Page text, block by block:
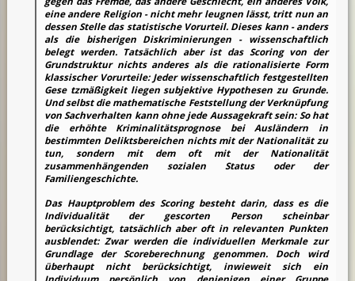
eine andere Religion - nicht mehr leugnen lässt, tritt nun an
dessen Stelle das statistische Vorurteil. Dieses kann - anders
als die bisherigen Diskriminierungen - wissenschaftlich
belegt werden. Tatsächlich aber ist das Scoring von der
Grundstruktur nichts anderes als die rationalisierte Form
klassischer Vorurteile: Jeder wissenschaftlich festgestellten
Gese tzmäßigkeit liegen subjektive Hypothesen zu Grunde.
Und selbst die mathematische Feststellung der Verknüpfung
von Sachverhalten kann ohne jede Aussagekraft sein: So hat
die erhöhte Kriminalitätsprognose bei Ausländern in
bestimmten Deliktsbereichen nichts mit der Nationalität zu
tun, sondern mit dem oft mit der Nationalität
zusammenhängenden sozialen Status oder der
Familiengeschichte.
Das Hauptproblem des Scoring besteht darin, dass es die
Individualität der gescorten Person scheinbar
berücksichtigt, tatsächlich aber oft in relevanten Punkten
ausblendet: Zwar werden die individuellen Merkmale zur
Grundlage der Scoreberechnung genommen. Doch wird
überhaupt nicht berücksichtigt, inwieweit sich ein